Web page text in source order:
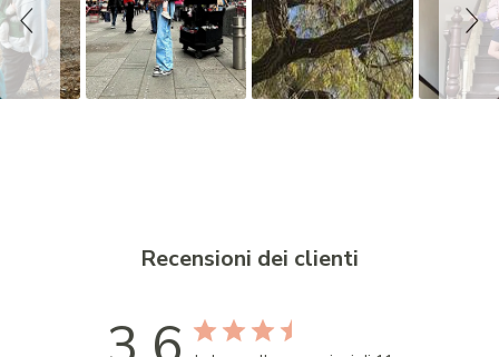
s
h
o
w
Recensioni dei clienti